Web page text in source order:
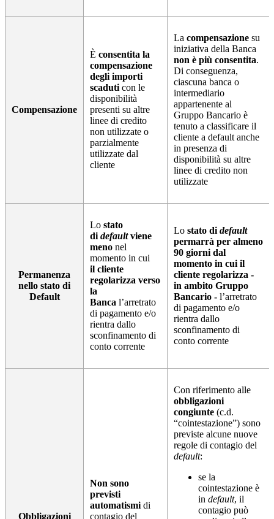
Compensazione
È consentita la
compensazione
degli importi
scaduti con le
disponibilità
presenti su altre
linee di credito
non utilizzate o
parzialmente
utilizzate dal
cliente
La compensazione su
iniziativa della Banca
non è più consentita.
Di conseguenza,
ciascuna banca o
intermediario
appartenente al
Gruppo Bancario è
tenuto a classificare il
cliente a default anche
in presenza di
disponibilità su altre
linee di credito non
utilizzate
Permanenza
nello stato di
Default
Lo stato
di defaultviene
meno nel
momento in cui
il cliente
regolarizza verso
la
Banca l’arretrato
di pagamento e/o
rientra dallo
sconfinamento di
conto corrente
Lo stato di default
permarrà per almeno
90 giorni dal
momento in cui il
cliente regolarizza -
in ambito Gruppo
Bancario - l’arretrato
di pagamento e/o
rientra dallo
sconfinamento di
conto corrente
Obbligazioni
Non sono
previsti
automatismi di
contagio del
Con riferimento alle
obbligazioni
congiunte (c.d.
“cointestazione”) sono
previste alcune nuove
regole di contagio del
default:
se la
cointestazione è
in default, il
contagio può